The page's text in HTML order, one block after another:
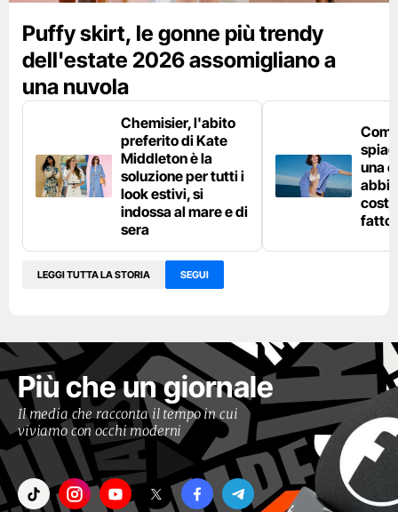
Puffy skirt, le gonne più trendy
dell'estate 2026 assomigliano a
una nuvola
Chemisier, l'abito
preferito di Kate
Middleton è la
soluzione per tutti i
look estivi, si
indossa al mare e di
sera
una
fatto
LEGGI TUTTA LA STORIA SEGUI
Più che un giornale
Il media che racconta il tempo in cui
viviamo con occhi moderni